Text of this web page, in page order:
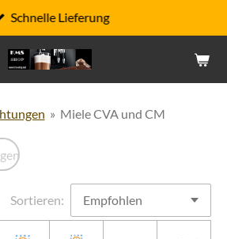
Schnelle Lieferung
» Miele CVA und CM
Sortieren: